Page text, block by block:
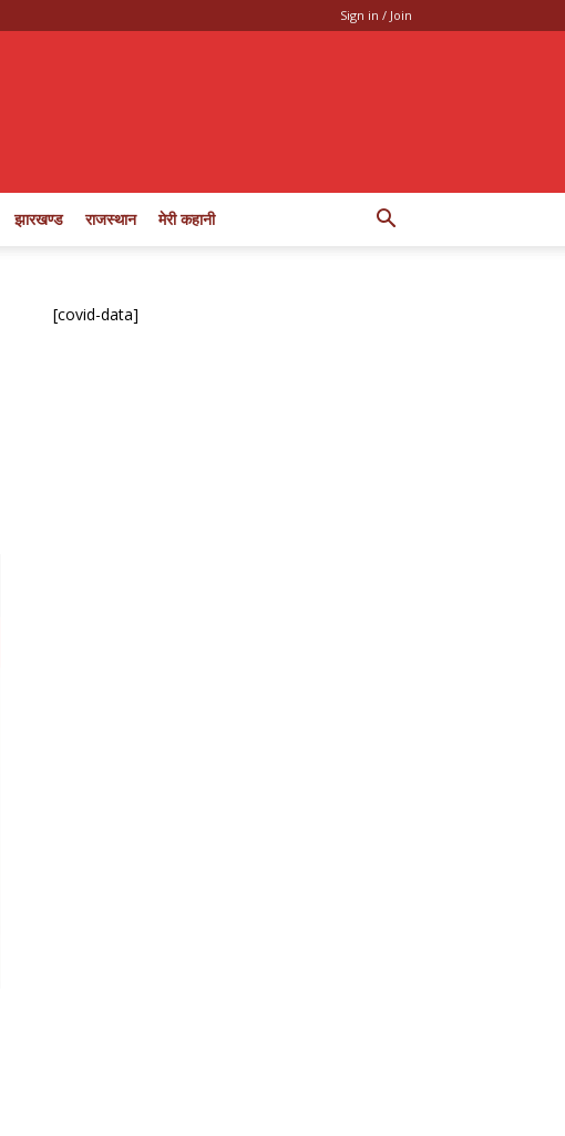
Sign in / Join
झारखण्ड राजस्थान मेरी कहानी
[covid-data]